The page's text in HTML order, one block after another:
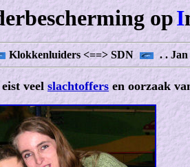
opI
Klokkenluiders <==> SDN . .
eist veel slachtoffers en oorzaak